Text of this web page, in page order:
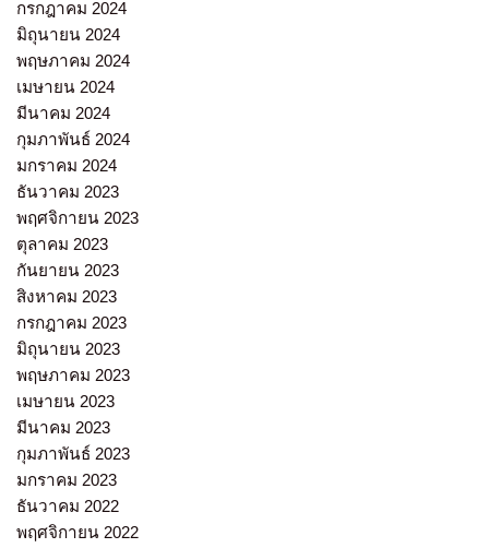
กรกฎาคม 2024
มิถุนายน 2024
พฤษภาคม 2024
เมษายน 2024
มีนาคม 2024
กุมภาพันธ์ 2024
มกราคม 2024
ธันวาคม 2023
พฤศจิกายน 2023
ตุลาคม 2023
กันยายน 2023
สิงหาคม 2023
กรกฎาคม 2023
มิถุนายน 2023
พฤษภาคม 2023
เมษายน 2023
มีนาคม 2023
กุมภาพันธ์ 2023
มกราคม 2023
ธันวาคม 2022
พฤศจิกายน 2022